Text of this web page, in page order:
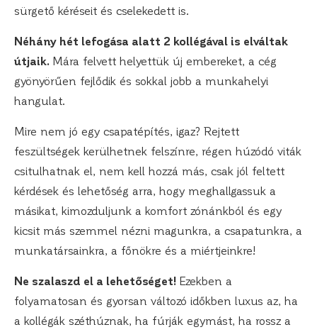
sürgető kéréseit és cselekedett is.
Néhány hét lefogása alatt 2 kollégával is elváltak
útjaik. Mára felvett helyettük új embereket, a cég
gyönyörűen fejlődik és sokkal jobb a munkahelyi
hangulat.
Mire nem jó egy csapatépítés, igaz? Rejtett
feszültségek kerülhetnek felszínre, régen húzódó viták
csitulhatnak el, nem kell hozzá más, csak jól feltett
kérdések és lehetőség arra, hogy meghallgassuk a
másikat, kimozduljunk a komfort zónánkból és egy
kicsit más szemmel nézni magunkra, a csapatunkra, a
munkatársainkra, a főnökre és a miértjeinkre!
Ne szalaszd el a lehetőséget! Ezekben a
folyamatosan és gyorsan változó időkben luxus az, ha
a kollégák széthúznak, ha fúrják egymást, ha rossz a